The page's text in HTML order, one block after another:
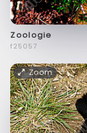
Zoologie
f25057
Zoom